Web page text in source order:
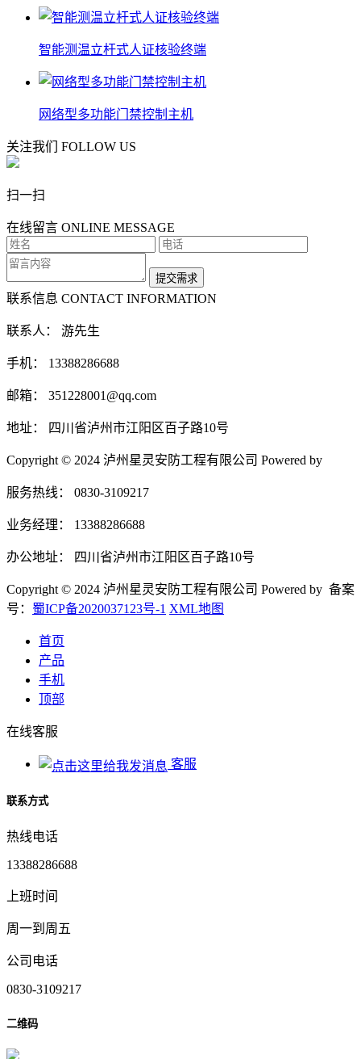
智能测温立杆式人证核验终端
网络型多功能门禁控制主机
关注我们 FOLLOW US
扫一扫
在线留言 ONLINE MESSAGE
联系信息 CONTACT INFORMATION
联系人： 游先生
手机： 13388286688
邮箱： 351228001@qq.com
地址： 四川省泸州市江阳区百子路10号
Copyright © 2024 泸州星灵安防工程有限公司 Powered by
服务热线： 0830-3109217
业务经理： 13388286688
办公地址： 四川省泸州市江阳区百子路10号
Copyright © 2024 泸州星灵安防工程有限公司 Powered by 备案
号： 蜀ICP备2020037123号-1 XML地图
首页
产品
手机
顶部
在线客服
客服
联系方式
热线电话
13388286688
上班时间
周一到周五
公司电话
0830-3109217
二维码